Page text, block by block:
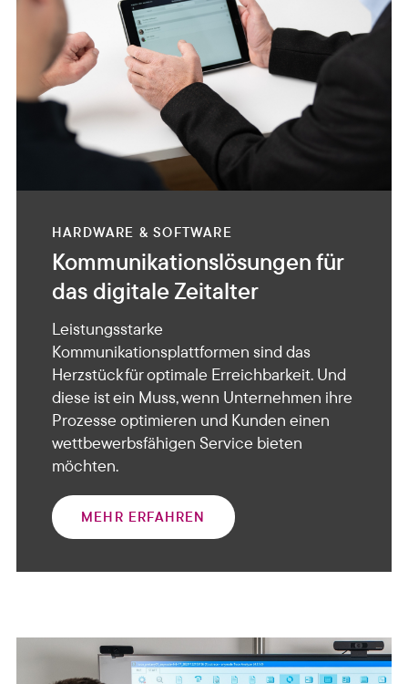
HARDWARE & SOFTWARE
Kommunikations­lösungen für
das digitale Zeitalter
Leistungsstarke
Kommunikationsplattformen sind das
Herzstück für optimale Erreichbarkeit. Und
diese ist ein Muss, wenn Unternehmen ihre
Prozesse optimieren und Kunden einen
wettbewerbsfähigen Service bieten
möchten.
MEHR ERFAHREN